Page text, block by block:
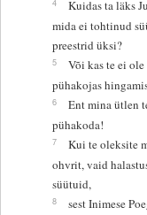
Kuidas ta läks
mida ei tohtinud
preestrid üksi?
5
Või kas te ei
pühakojas
6
Ent mina ütlen
pühakoda!
7
Kui te oleksite
ohvrit, vaid
süütuid,
8 sest Inimese